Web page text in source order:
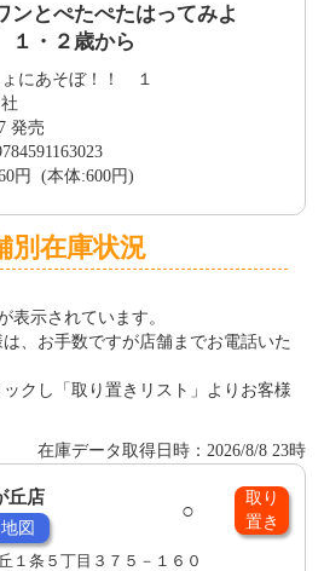
ンとぺたぺたはってみよ
・２歳から
にあそぼ！！ １
発売
円 (本体:600円)
別在庫状況
表示されています。
、お手数ですが店舗までお電話いた
ックし「取り置きリスト」よりお客様
在庫データ取得日時：2026/8/8 23時
丘店
○
取り
置き
図
１条５丁目３７５－１６０